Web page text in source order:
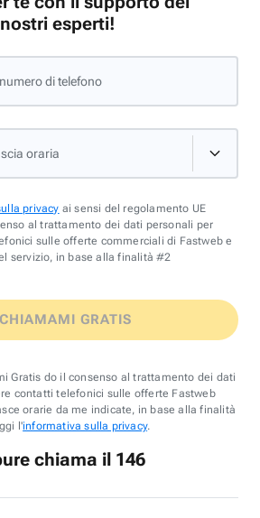
nostri esperti!
di telefono
oraria
privacy ai sensi del regolamento UE
al trattamento dei dati personali per
sulle offerte commerciali di Fastweb e
servizio, in base alla finalità #2
GRATIS
Gratis do il consenso al trattamento dei dati
contatti telefonici sulle offerte Fastweb
orarie da me indicate, in base alla finalità
l'informativa sulla privacy.
chiama il 146